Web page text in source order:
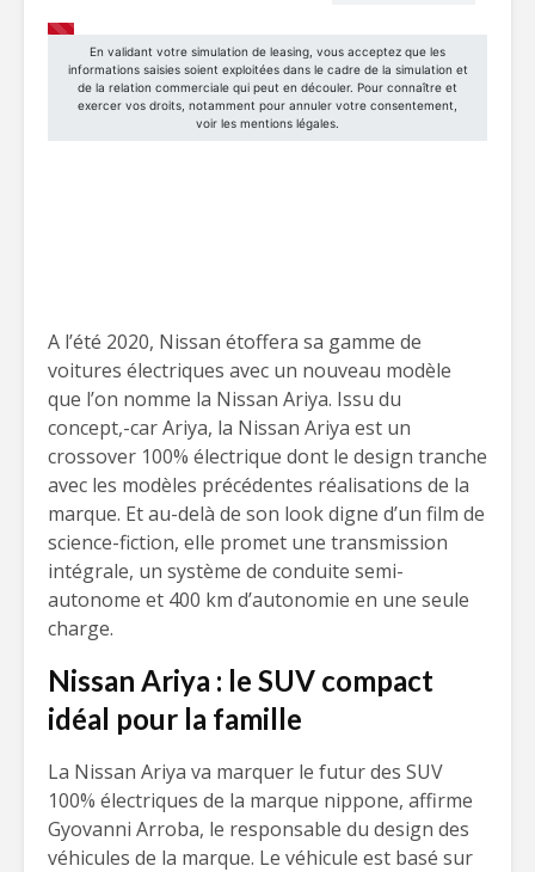
A l’été 2020, Nissan étoffera sa gamme de
voitures électriques avec un nouveau modèle
que l’on nomme la Nissan Ariya. Issu du
concept,-car Ariya, la Nissan Ariya est un
crossover 100% électrique dont le design tranche
avec les modèles précédentes réalisations de la
marque. Et au-delà de son look digne d’un film de
science-fiction, elle promet une transmission
intégrale, un système de conduite semi-
autonome et 400 km d’autonomie en une seule
charge.
Nissan Ariya : le SUV compact
idéal pour la famille
La Nissan Ariya va marquer le futur des SUV
100% électriques de la marque nippone, affirme
Gyovanni Arroba, le responsable du design des
véhicules de la marque. Le véhicule est basé sur